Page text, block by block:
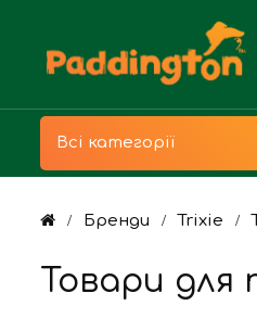
Всі категорії
Бренди Trixie
Товари для